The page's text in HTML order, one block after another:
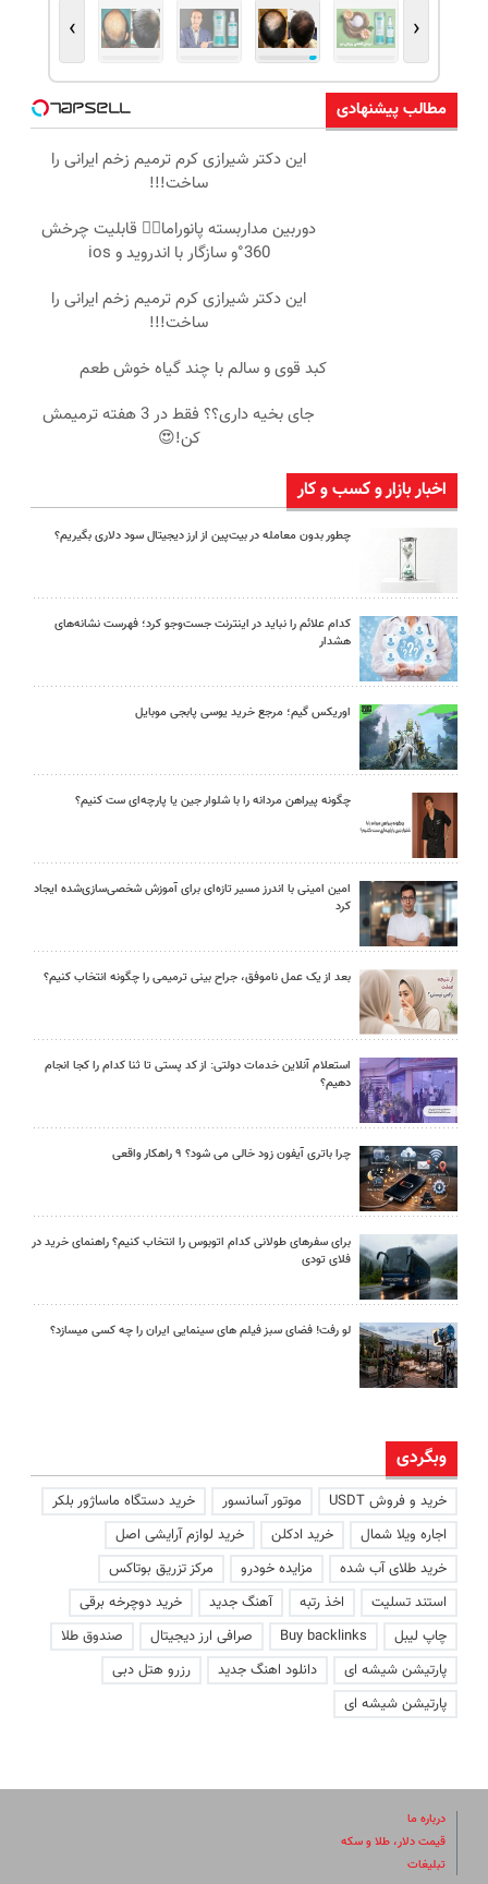
‹
›
مطالب پیشنهادی
این دکتر شیرازی کرم ترمیم زخم ایرانی را
ساخت!!!
دوربین مداربسته پانوراما👈🏻 قابلیت چرخش
360°و سازگار با اندروید و ios
این دکتر شیرازی کرم ترمیم زخم ایرانی را
ساخت!!!
کبد قوی و سالم با چند گیاه خوش طعم
جای بخیه داری؟؟ فقط در 3 هفته ترمیمش
کن!😍
اخبار بازار و کسب و کار
چطور بدون معامله در بیت‌پین از ارز دیجیتال سود دلاری بگیریم؟
کدام علائم را نباید در اینترنت جست‌وجو کرد؛ فهرست نشانه‌های
هشدار
اوریکس گیم؛ مرجع خرید یوسی پابجی موبایل
چگونه پیراهن مردانه را با شلوار جین یا پارچه‌ای ست کنیم؟
امین امینی با اندرز مسیر تازه‌ای برای آموزش شخصی‌سازی‌شده ایجاد
کرد
بعد از یک عمل ناموفق، جراح بینی ترمیمی را چگونه انتخاب کنیم؟
استعلام آنلاین خدمات دولتی: از کد پستی تا ثنا کدام را کجا انجام
دهیم؟
چرا باتری آیفون زود خالی می شود؟ ۹ راهکار واقعی
برای سفرهای طولانی کدام اتوبوس را انتخاب کنیم؟ راهنمای خرید در
فلای تودی
لو رفت! فضای سبز فیلم های سینمایی ایران را چه کسی میسازد؟
وبگردی
خرید و فروش USDT موتور آسانسور
خرید دستگاه ماساژور بلکر
اجاره ویلا شمال
خرید ادکلن
خرید لوازم آرایشی اصل
خرید طلای آب شده
مزایده خودرو
مرکز تزریق بوتاکس
استند تسلیت
اخذ رتبه آهنگ جدید
خرید دوچرخه برقی
چاپ لیبل
Buy backlinks صرافی ارز دیجیتال
صندوق طلا
پارتیشن شیشه ای
دانلود اهنگ جدید
رزرو هتل دبی
پارتیشن شیشه ای
درباره ما
قیمت دلار، طلا و سکه
تبلیغات